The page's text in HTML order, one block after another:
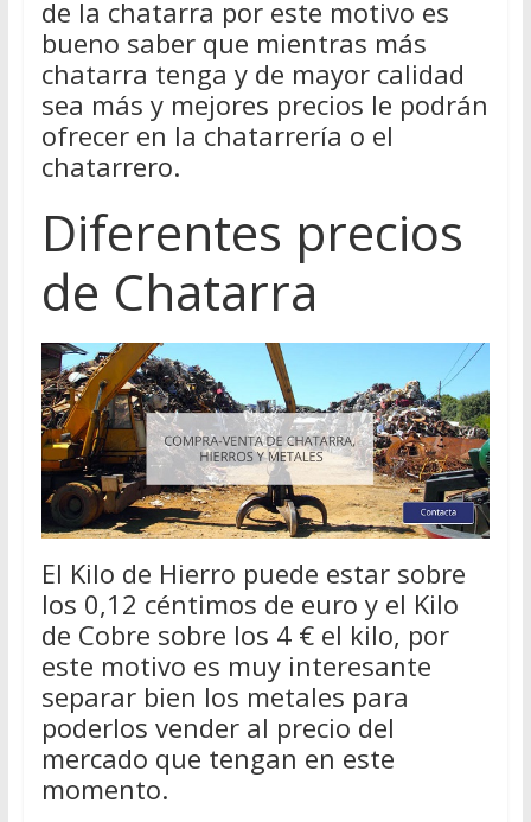
de la chatarra por este motivo es
bueno saber que mientras más
chatarra tenga y de mayor calidad
sea más y mejores precios le podrán
ofrecer en la chatarrería o el
chatarrero.
Diferentes precios
de Chatarra
El Kilo de Hierro puede estar sobre
los 0,12 céntimos de euro y el Kilo
de Cobre sobre los 4 € el kilo, por
este motivo es muy interesante
separar bien los metales para
poderlos vender al precio del
mercado que tengan en este
momento.